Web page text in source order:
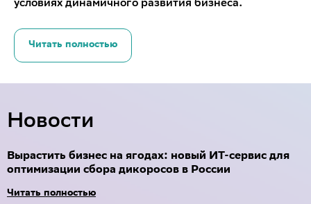
условиях динамичного развития бизнеса.
Читать полностью
Новости
Вырастить бизнес на ягодах: новый ИТ-сервис для
оптимизации сбора дикоросов в России
Читать полностью